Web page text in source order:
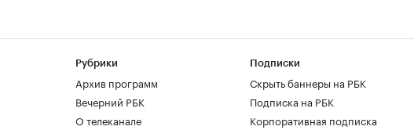
Рубрики
Архив программ
Вечерний РБК
О телеканале
Подписки
Скрыть баннеры на РБК
Подписка на РБК
Корпоративная подписка